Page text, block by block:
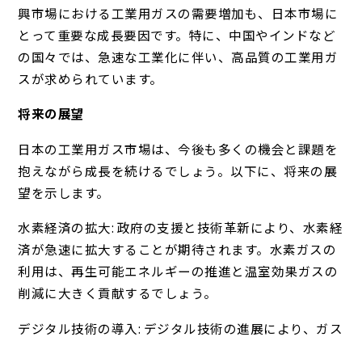
興市場における工業用ガスの需要増加も、日本市場に
とって重要な成長要因です。特に、中国やインドなど
の国々では、急速な工業化に伴い、高品質の工業用ガ
スが求められています。
将来の展望
日本の工業用ガス市場は、今後も多くの機会と課題を
抱えながら成長を続けるでしょう。以下に、将来の展
望を示します。
水素経済の拡大: 政府の支援と技術革新により、水素経
済が急速に拡大することが期待されます。水素ガスの
利用は、再生可能エネルギーの推進と温室効果ガスの
削減に大きく貢献するでしょう。
デジタル技術の導入: デジタル技術の進展により、ガス